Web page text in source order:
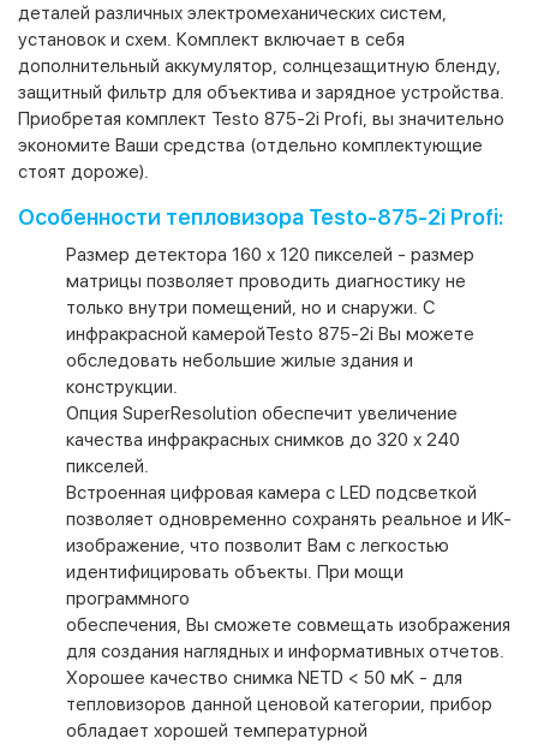
деталей различных электромеханических систем,
установок и схем. Комплект включает в себя
дополнительный аккумулятор, солнцезащитную бленду,
защитный фильтр для объектива и зарядное устройства.
Приобретая комплект Testo 875-2i Profi, вы значительно
экономите Ваши средства (отдельно комплектующие
стоят дороже).
Особенности тепловизора Testo-875-2i Profi:
Размер детектора 160 x 120 пикселей - размер
матрицы позволяет проводить диагностику не
только внутри помещений, но и снаружи. С
инфракрасной камеройTesto 875-2i Вы можете
обследовать небольшие жилые здания и
конструкции.
Опция SuperResolution обеспечит увеличение
качества инфракрасных снимков до 320 х 240
пикселей.
Встроенная цифровая камера с LED подсветкой
позволяет одновременно сохранять реальное и ИК-
изображение, что позволит Вам с легкостью
идентифицировать объекты. При мощи
программного
обеспечения, Вы сможете совмещать изображения
для создания наглядных и информативных отчетов.
Хорошее качество снимка NETD < 50 мK - для
тепловизоров данной ценовой категории, прибор
обладает хорошей температурной